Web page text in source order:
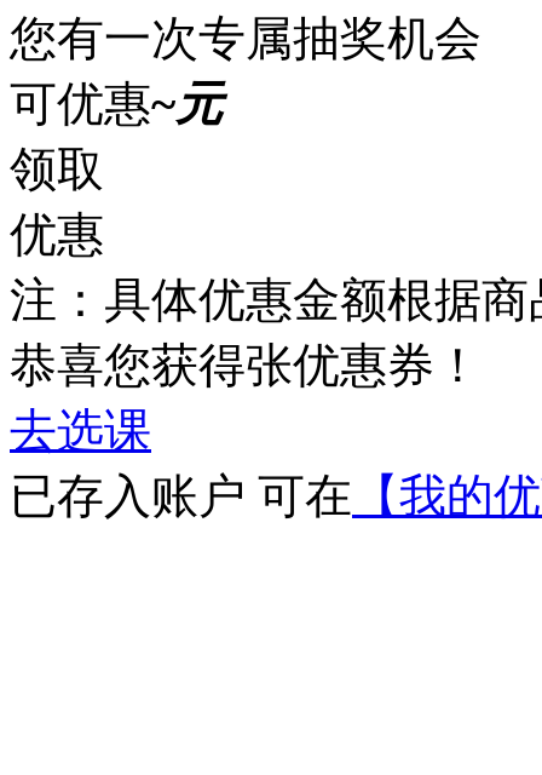
您有一次专属抽奖机会
可优惠~元
领取
优惠
注：具体优惠金额根据
恭喜您获得张优惠券！
去选课
已存入账户 可在 【我的